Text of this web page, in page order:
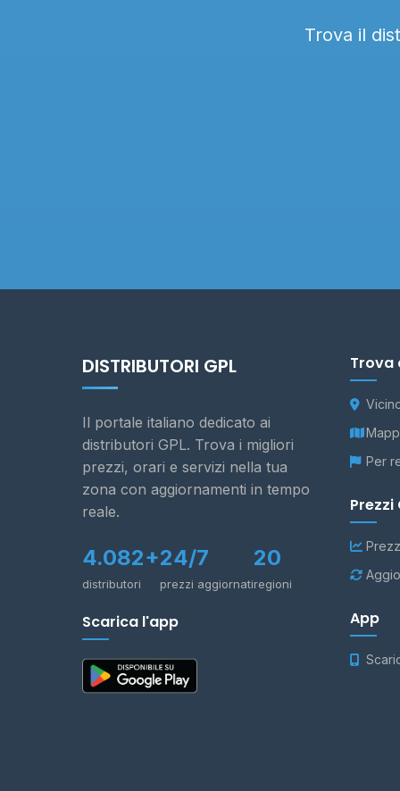
Trova il
DISTRIBUTORI GPL
Il portale italiano dedicato ai
distributori GPL. Trova i migliori
prezzi, orari e servizi nella tua
zona con aggiornamenti in tempo
reale.
4.082+
distributori
24/7
prezzi aggiornati
20
regioni
Scarica l'app
Trova
Per
Prezzi
App